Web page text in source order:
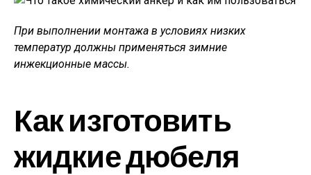
При выполнении монтажа в условиях низких
температур должны применяться зимние
инжекционные массы.
Как изготовить
жидкие дюбеля